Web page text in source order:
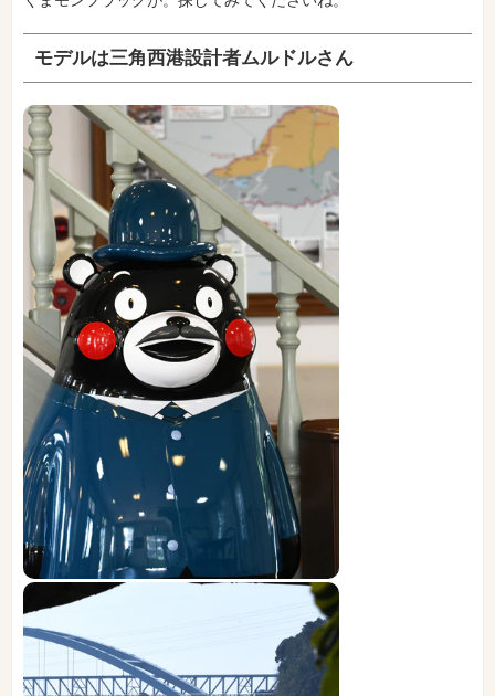
モデルは三角西港設計者ムルドルさん